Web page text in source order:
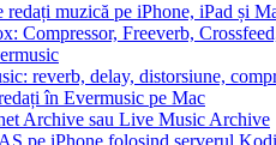
muzică pe iPhone, iPad și
Compressor, Freeverb,
reverb, delay, distorsiune,
în Evermusic pe Mac
Archive sau Live Music Archive
pe iPhone folosind serverul